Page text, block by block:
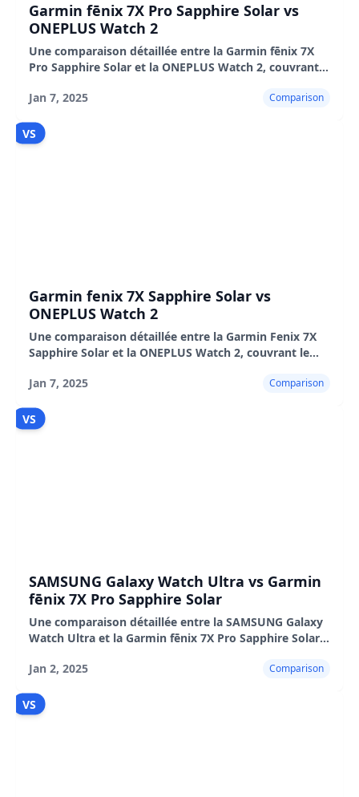
Garmin fēnix 7X Pro Sapphire Solar vs
ONEPLUS Watch 2
Une comparaison détaillée entre la Garmin fēnix 7X
Pro Sapphire Solar et la ONEPLUS Watch 2, couvrant
fonctionnalités, l'interface utilisateur, les avantages et
Jan 7, 2025 Comparison
VS
Garmin fenix 7X Sapphire Solar vs
ONEPLUS Watch 2
Une comparaison détaillée entre la Garmin Fenix 7X
Sapphire Solar et la ONEPLUS Watch 2, couvrant le
le GPS, l'expérience utilisateur et le prix
Jan 7, 2025 Comparison
VS
SAMSUNG Galaxy Watch Ultra vs Garmin
fēnix 7X Pro Sapphire Solar
Une comparaison détaillée entre la SAMSUNG Galaxy
Watch Ultra et la Garmin fēnix 7X Pro Sapphire Solar,
la batterie, les fonctionnalités intelligentes
Jan 2, 2025 Comparison
VS